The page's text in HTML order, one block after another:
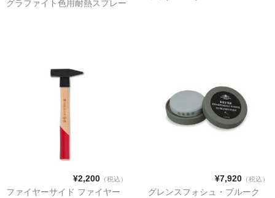
Stûv(ストゥブ)
エディルカミン
グラファイト色用耐熱スプレー
¥2,200（税込）
ファイヤーサイド ファイヤー
¥7,920（税込）
グレンスフォシュ・ブルーク